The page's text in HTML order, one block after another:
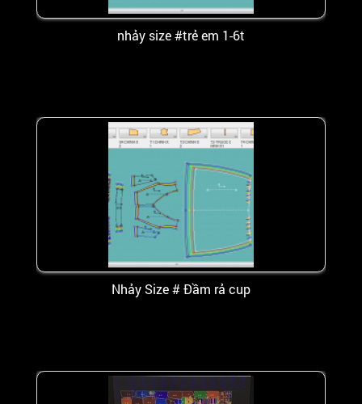
nhảy size #trẻ em 1-6t
Nhảy Size # Đầm rả cup